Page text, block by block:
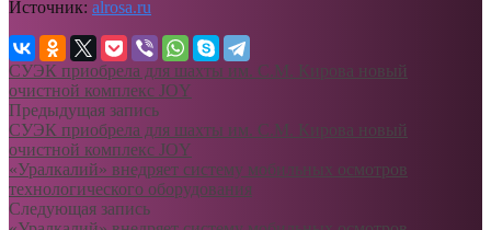
Источник: alrosa.ru
СУЭК приобрела для шахты им. С.М. Кирова новый
очистной комплекс JOY
Предыдущая запись
СУЭК приобрела для шахты им. С.М. Кирова новый
очистной комплекс JOY
«Уралкалий» внедряет систему мобильных осмотров
технологического оборудования
Следующая запись